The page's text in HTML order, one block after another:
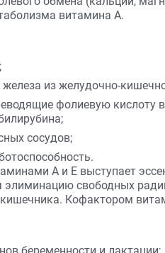
витамина А.
из желудочно-
фолиевую кислоту
сосудов;
А и Е выступает
элиминацию свободных
Кофактором